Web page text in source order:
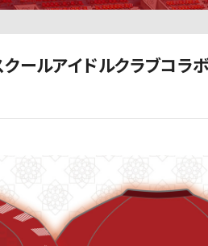
ールアイドルクラブコラ